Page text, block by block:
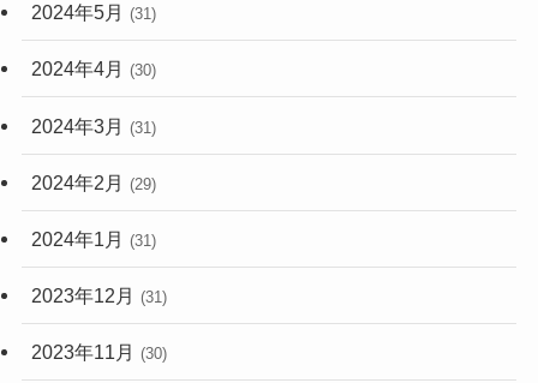
2024年5月 (31)
2024年4月 (30)
2024年3月 (31)
2024年2月 (29)
2024年1月 (31)
2023年12月 (31)
2023年11月 (30)